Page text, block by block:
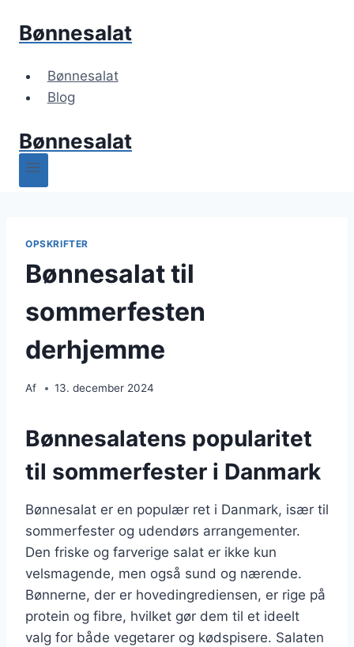
Bønnesalat
Bønnesalat
Blog
Bønnesalat
OPSKRIFTER
Bønnesalat til
sommerfesten
derhjemme
Af 13. december 2024
Bønnesalatens popularitet
til sommerfester i Danmark
Bønnesalat er en populær ret i Danmark, især til
sommerfester og udendørs arrangementer.
Den friske og farverige salat er ikke kun
velsmagende, men også sund og nærende.
Bønnerne, der er hovedingrediensen, er rige på
protein og fibre, hvilket gør dem til et ideelt
valg for både vegetarer og kødspisere. Salaten